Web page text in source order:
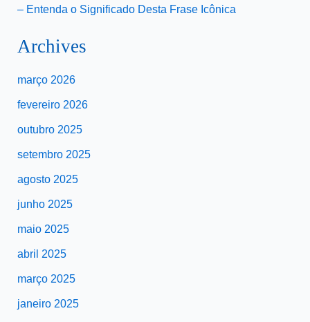
– Entenda o Significado Desta Frase Icônica
Archives
março 2026
fevereiro 2026
outubro 2025
setembro 2025
agosto 2025
junho 2025
maio 2025
abril 2025
março 2025
janeiro 2025